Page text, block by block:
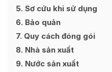
5 Sơ cứu khi sử dụng
6 Bảo quản
7 Quy cách đóng gói
8 Nhà sản xuất
9 Nước sản xuất